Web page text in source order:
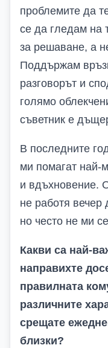
проблемите да
се да гледам на
за решаване, а
Поддържам
разговорът и
голямо
съветник е
В последните
ми помагат най-
и вдъхновение.
не работя вечер
но често не ми
Какви са най-
направихте
правилната
различните
срещате
близки?